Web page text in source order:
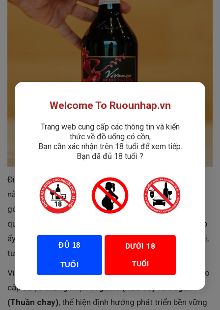
Điều làm nên sự khác biệt của chai vang này không chỉ
nằm ở giống nho Tempranillo danh tiếng mà còn ở sự
góp mặt của Maturana Tinta – một giống nho bản địa
quý hiếm từng gần như biến mất khỏi Rioja. Sự kết hợp
ấy mang đến một phong cách vừa cổ điển vừa hiện đại,
tươi trẻ nhưng giàu chiều sâu.
Vivanco Brunes còn là một trong những dòng vang cao
cấp được chứng nhậnOrganic (Hữu cơ)vàVegan
(Thuần chay), thể hiện định hướng phát triển bền vững
Welcome To Ruounhap.vn
Trang web cung cấp các thông tin và kiến
thức về đồ uống có cồn,
Bạn cần xác nhận trên 18 tuổi để xem tiếp.
Bạn đã đủ 18 tuổi ?
ĐỦ 18
TUỔI
DƯỚI 18
TUỔI